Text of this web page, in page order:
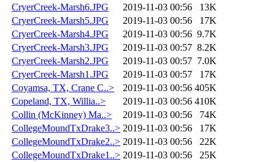
CryerCreek-Marsh6.JPG
2019-11-03 00:56
13K
CryerCreek-Marsh5.JPG
2019-11-03 00:56
17K
CryerCreek-Marsh4.JPG
2019-11-03 00:56 9.7K
CryerCreek-Marsh3.JPG
2019-11-03 00:57 8.2K
CryerCreek-Marsh2.JPG
2019-11-03 00:57 7.0K
CryerCreek-Marsh1.JPG
2019-11-03 00:57
17K
Coyamsa, TX, Crane C..>
2019-11-03 00:56 405K
Copeland, TX, Willia..>
2019-11-03 00:56 410K
Collin (McKinney) Ma..>
2019-11-03 00:56
74K
CollegeMoundTxDrake3..> 2019-11-03 00:56
17K
CollegeMoundTxDrake2..> 2019-11-03 00:56
22K
CollegeMoundTxDrake1..> 2019-11-03 00:56
25K